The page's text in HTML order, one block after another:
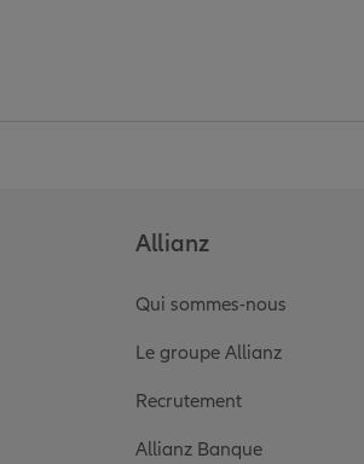
Allianz
Qui sommes-nous
Le groupe Allianz
Recrutement
Allianz Banque